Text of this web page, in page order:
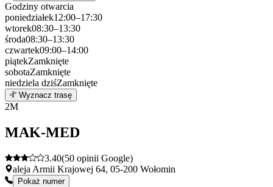
Godziny otwarcia
poniedziałek12:00–17:30
wtorek08:30–13:30
środa08:30–13:30
czwartek09:00–14:00
piątekZamknięte
sobotaZamknięte
niedziela dziśZamknięte
+
Wyznacz trasę
2M
MAK-MED
3.40(50 opinii Google)
aleja Armii Krajowej 64, 05-200 Wołomin
Pokaż numer